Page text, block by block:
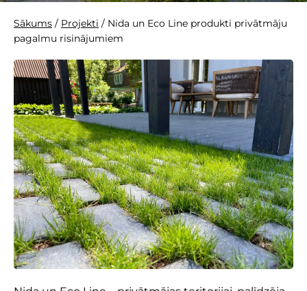
Sākums / Projekti / Nida un Eco Line produkti privātmāju
pagalmu risinājumiem